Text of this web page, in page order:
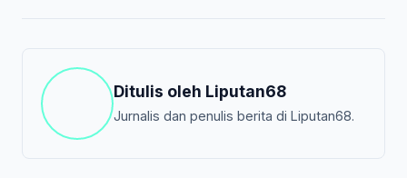
Ditulis oleh Liputan68
Jurnalis dan penulis berita di Liputan68.